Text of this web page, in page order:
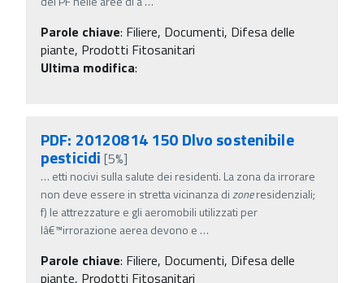
Parole chiave: Filiere, Documenti, Difesa delle
piante, Prodotti Fitosanitari
Ultima modifica:
PDF: 20120814 150 Dlvo sostenibile
pesticidi [5%]
… etti nocivi sulla salute dei residenti. La zona da irrorare
non deve essere in stretta vicinanza dizoneresidenziali;
f) le attrezzature e gli aeromobili utilizzati per
lâ€™irrorazione aerea devono e …
Parole chiave: Filiere, Documenti, Difesa delle
piante, Prodotti Fitosanitari